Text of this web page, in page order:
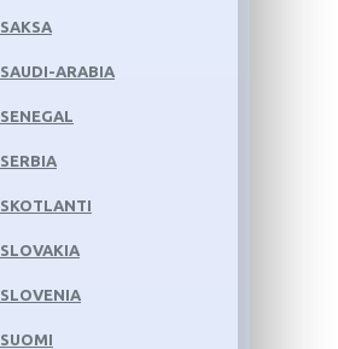
SAKSA
SAUDI-ARABIA
SENEGAL
SERBIA
SKOTLANTI
SLOVAKIA
SLOVENIA
SUOMI